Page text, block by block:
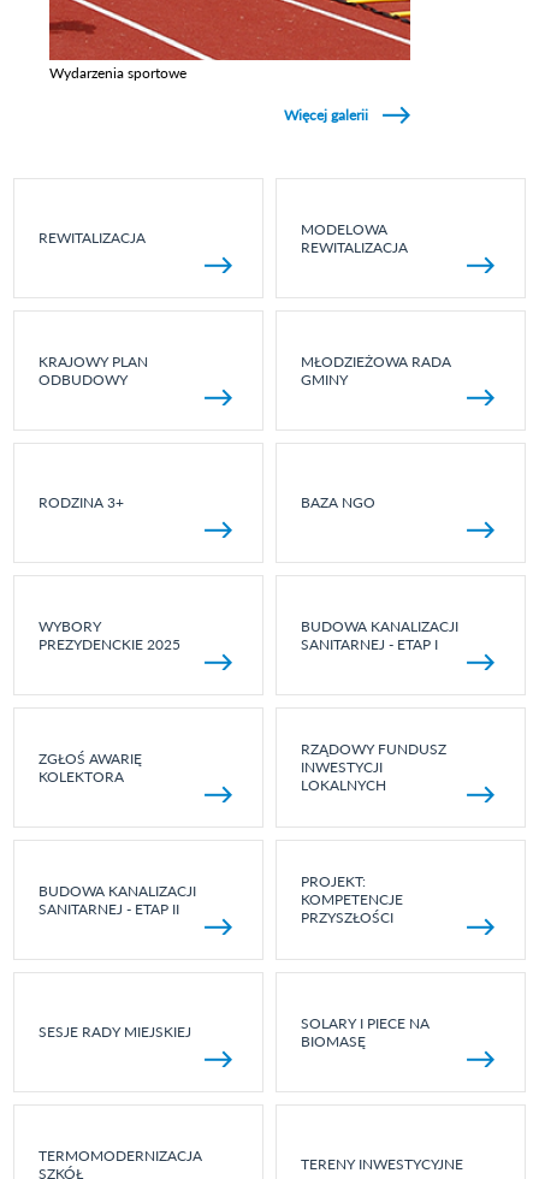
Wydarzenia sportowe
Więcej galerii
REWITALIZACJA
MODELOWA
REWITALIZACJA
KRAJOWY PLAN
ODBUDOWY
MŁODZIEŻOWA RADA
GMINY
RODZINA 3+ BAZA NGO
WYBORY
PREZYDENCKIE 2025
BUDOWA KANALIZACJI
SANITARNEJ - ETAP I
ZGŁOŚ AWARIĘ
KOLEKTORA
RZĄDOWY FUNDUSZ
INWESTYCJI
LOKALNYCH
BUDOWA KANALIZACJI
SANITARNEJ - ETAP II
PROJEKT:
KOMPETENCJE
PRZYSZŁOŚCI
SESJE RADY MIEJSKIEJ
SOLARY I PIECE NA
BIOMASĘ
TERMOMODERNIZACJA
SZKÓŁ
TERENY INWESTYCYJNE